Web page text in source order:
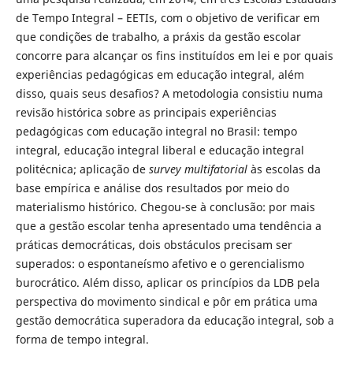
de Tempo Integral – EETIs, com o objetivo de verificar em
que condições de trabalho, a práxis da gestão escolar
concorre para alcançar os fins instituídos em lei e por quais
experiências pedagógicas em educação integral, além
disso, quais seus desafios? A metodologia consistiu numa
revisão histórica sobre as principais experiências
pedagógicas com educação integral no Brasil: tempo
integral, educação integral liberal e educação integral
politécnica; aplicação de survey multifatorialàs escolas da
base empírica e análise dos resultados por meio do
materialismo histórico. Chegou-se à conclusão: por mais
que a gestão escolar tenha apresentado uma tendência a
práticas democráticas, dois obstáculos precisam ser
superados: o espontaneísmo afetivo e o gerencialismo
burocrático. Além disso, aplicar os princípios da LDB pela
perspectiva do movimento sindical e pôr em prática uma
gestão democrática superadora da educação integral, sob a
forma de tempo integral.